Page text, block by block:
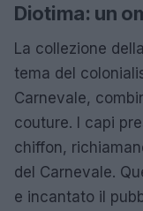
Diotima: un
La collezione
tema del
Carnevale,
couture. I capi
chiffon,
del Carnevale.
e incantato il